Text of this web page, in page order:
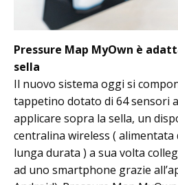
Pressure Map MyOwn è
sella
Il nuovo sistema oggi si
tappetino dotato di 64 sensori
applicare sopra la sella, un
centralina wireless ( alimentata
lunga durata ) a sua volta
ad uno smartphone grazie